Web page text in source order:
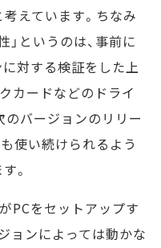
えています。ちなみ
」というのは、事前に
対する検証をした上
カードなどのドライ
のバージョンのリリー
使い続けられるよう
。
PCをセットアップす
ョンによっては動かな